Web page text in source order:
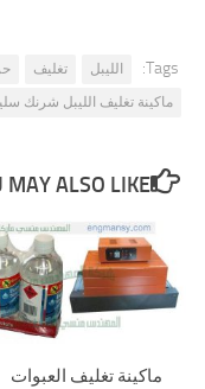
Tags: الليبل تغليف
ماكينة تغليف الليبل شرنك
MAY ALSO LIKE...
ماكينة تغليف العبوات